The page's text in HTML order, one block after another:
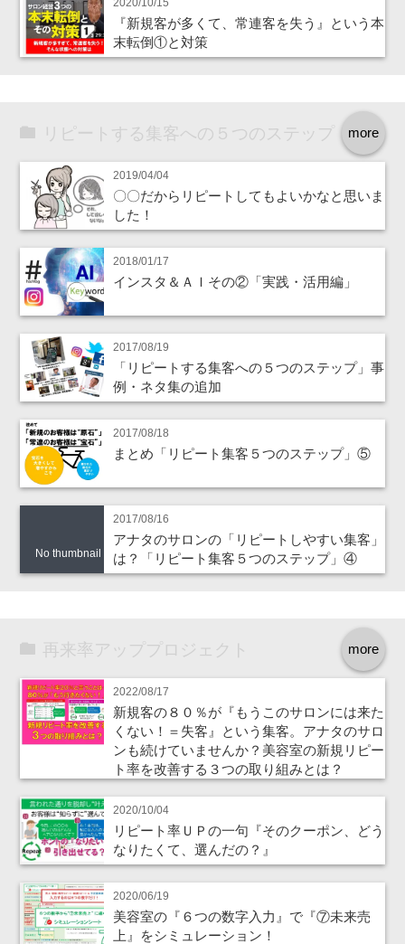
2020/10/15
『新規客が多くて、常連客を失う』という本
末転倒①と対策
more
リピートする集客への５つのステップ
2019/04/04
〇〇だからリピートしてもよいかなと思いま
した！
2018/01/17
インスタ＆ＡＩその②「実践・活用編」
2017/08/19
「リピートする集客への５つのステップ」事
例・ネタ集の追加
2017/08/18
まとめ「リピート集客５つのステップ」⑤
No thumbnail
2017/08/16
アナタのサロンの「リピートしやすい集客」
は？「リピート集客５つのステップ」④
more
再来率アッププロジェクト
2022/08/17
新規客の８０％が『もうこのサロンには来た
くない！＝失客』という集客。アナタのサロ
ンも続けていませんか？美容室の新規リピー
ト率を改善する３つの取り組みとは？
2020/10/04
リピート率ＵＰの一句『そのクーポン、どう
なりたくて、選んだの？』
2020/06/19
美容室の『６つの数字入力』で『⑦未来売
上』をシミュレーション！